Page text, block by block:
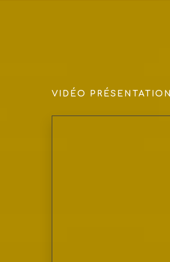
VIDÉO PRÉSENTATION